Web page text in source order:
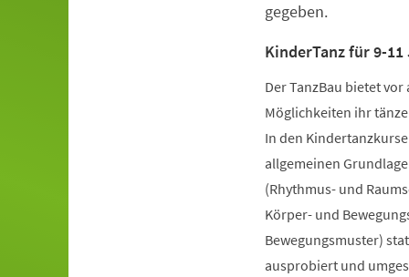
gegeben.
KinderTanz für 9-
Der TanzBau bietet
Möglichkeiten ihr
In den
allgemeinen
(Rhythmus- und
Körper- und
Bewegungsmuster)
ausprobiert und